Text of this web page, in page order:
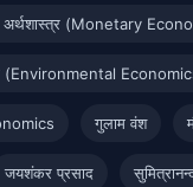
अर्थशास्त्र (Monetary
(Environmental
गुलाम वंश
जयशंकर प्रसाद